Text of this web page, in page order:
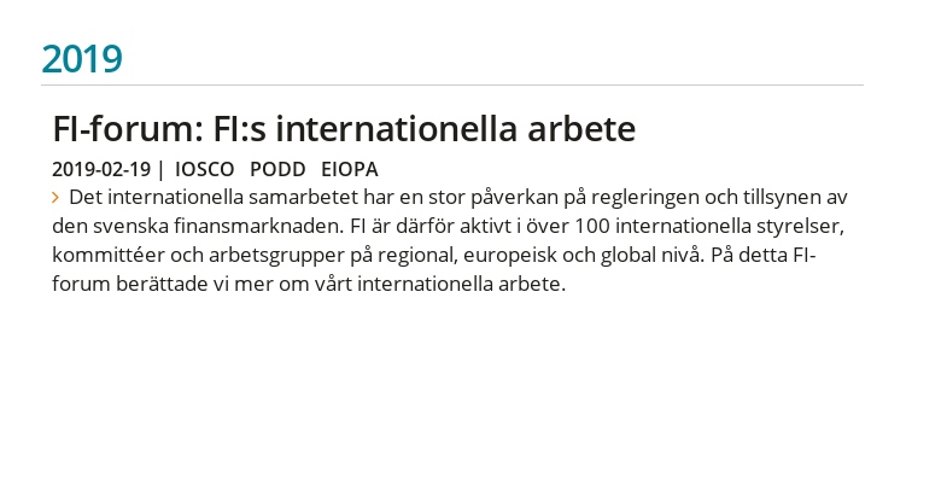
2019
FI-forum: FI:s internationella arbete
2019-02-19| IOSCO PODD EIOPA
Det internationella samarbetet har en stor påverkan på regleringen och tillsynen av
den svenska finansmarknaden. FI är därför aktivt i över 100 internationella styrelser,
kommittéer och arbetsgrupper på regional, europeisk och global nivå. På detta FI-
forum berättade vi mer om vårt internationella arbete.